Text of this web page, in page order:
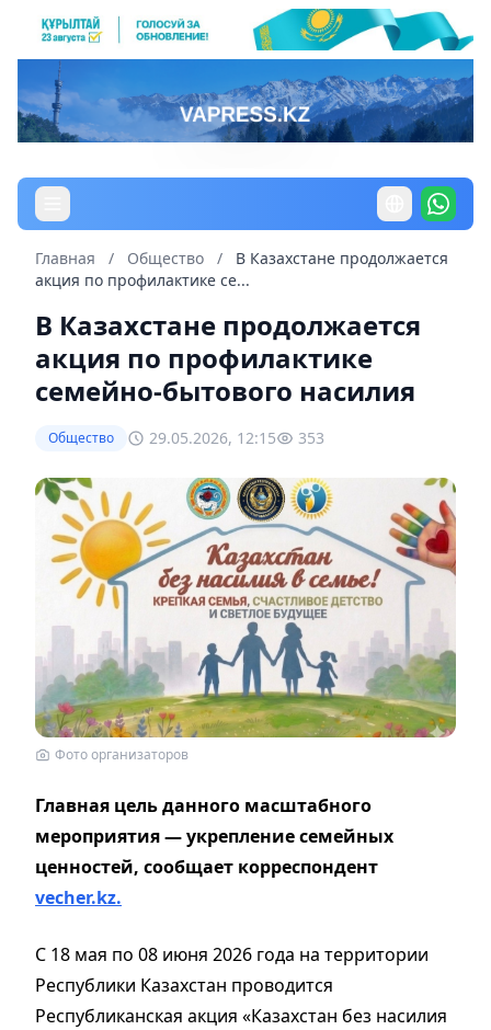
Главная / Общество /
В Казахстане продолжается
акция по профилактике се...
В Казахстане продолжается
акция по профилактике
семейно-бытового насилия
Общество 29.05.2026, 12:15 353
Фото организаторов
Главная цель данного масштабного
мероприятия — укрепление семейных
ценностей, сообщает корреспондент
vecher.kz.
С 18 мая по 08 июня 2026 года на территории
Республики Казахстан проводится
Республиканская акция «Казахстан без насилия